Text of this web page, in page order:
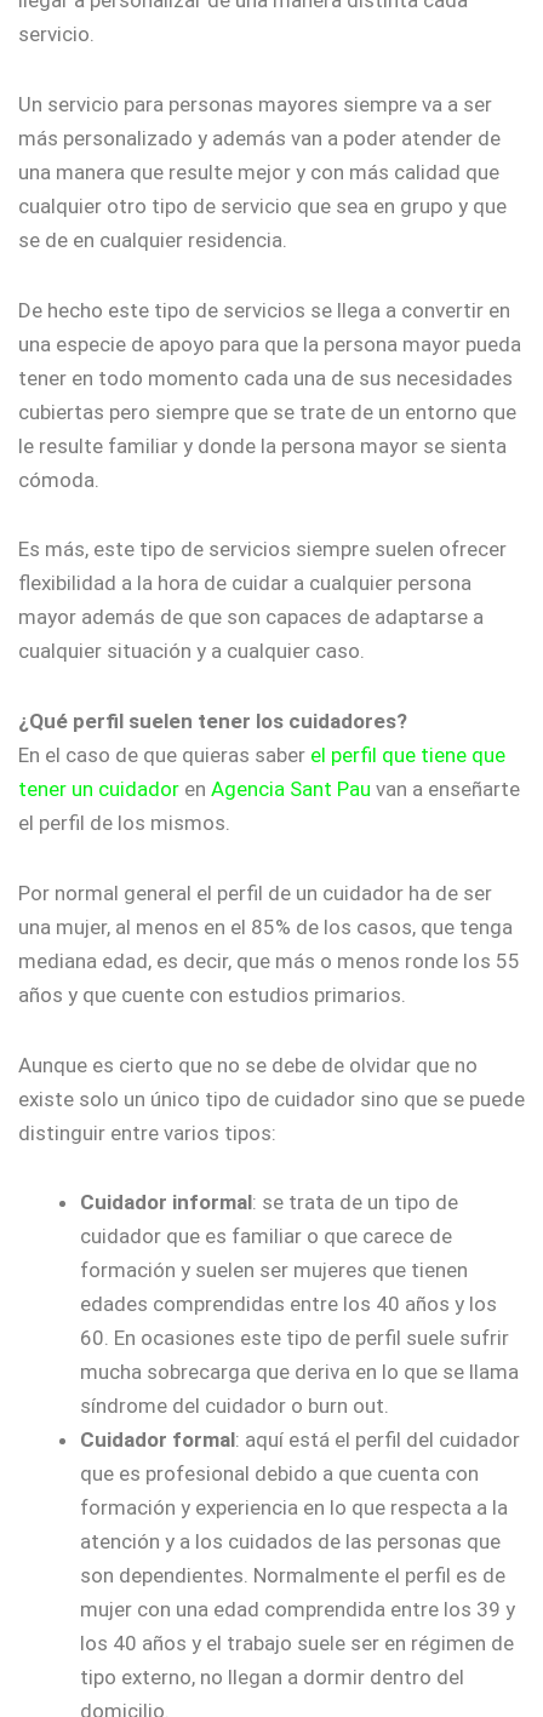
servicio.
Un servicio para personas mayores siempre va a ser
más personalizado y además van a poder atender de
una manera que resulte mejor y con más calidad que
cualquier otro tipo de servicio que sea en grupo y que
se de en cualquier residencia.
De hecho este tipo de servicios se llega a convertir en
una especie de apoyo para que la persona mayor pueda
tener en todo momento cada una de sus necesidades
cubiertas pero siempre que se trate de un entorno que
le resulte familiar y donde la persona mayor se sienta
cómoda.
Es más, este tipo de servicios siempre suelen ofrecer
flexibilidad a la hora de cuidar a cualquier persona
mayor además de que son capaces de adaptarse a
cualquier situación y a cualquier caso.
¿Qué perfil suelen tener los cuidadores?
En el caso de que quieras saber el perfil que tiene que
tener un cuidador en Agencia Sant Pau van a enseñarte
el perfil de los mismos.
Por normal general el perfil de un cuidador ha de ser
una mujer, al menos en el 85% de los casos, que tenga
mediana edad, es decir, que más o menos ronde los 55
años y que cuente con estudios primarios.
Aunque es cierto que no se debe de olvidar que no
existe solo un único tipo de cuidador sino que se puede
distinguir entre varios tipos:
Cuidador informal: se trata de un tipo de
cuidador que es familiar o que carece de
formación y suelen ser mujeres que tienen
edades comprendidas entre los 40 años y los
60. En ocasiones este tipo de perfil suele sufrir
mucha sobrecarga que deriva en lo que se llama
síndrome del cuidador o burn out.
Cuidador formal: aquí está el perfil del cuidador
que es profesional debido a que cuenta con
formación y experiencia en lo que respecta a la
atención y a los cuidados de las personas que
son dependientes. Normalmente el perfil es de
mujer con una edad comprendida entre los 39 y
los 40 años y el trabajo suele ser en régimen de
tipo externo, no llegan a dormir dentro del
domicilio.